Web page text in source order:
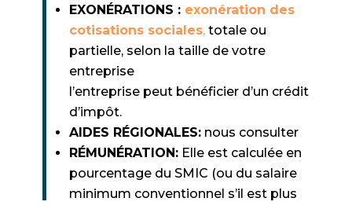
EXONÉRATIONS : exonération des
cotisations sociales,totale ou
partielle, selon la taille de votre
entreprise
l’entreprise peut bénéficier d’un crédit
d’impôt.
AIDES RÉGIONALES:nous consulter
RÉMUNÉRATION:Elle est calculée en
pourcentage du SMIC (ou du salaire
minimum conventionnel s’il est plus